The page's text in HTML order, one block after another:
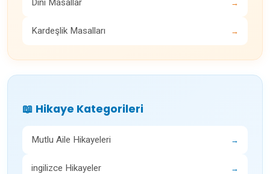
Dini Masallar →
Kardeşlik Masalları →
📖 Hikaye Kategorileri
Mutlu Aile Hikayeleri →
ingilizce Hikayeler →